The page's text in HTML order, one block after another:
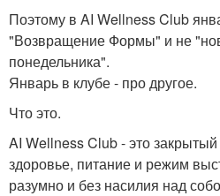
Поэтому в AI Wellness Club
"Возвращение Формы" и не
понедельника".
Январь в клубе - про другое.
Что это.
AI Wellness Club - это закрытый
здоровье, питание и режим
разумно и без насилия над